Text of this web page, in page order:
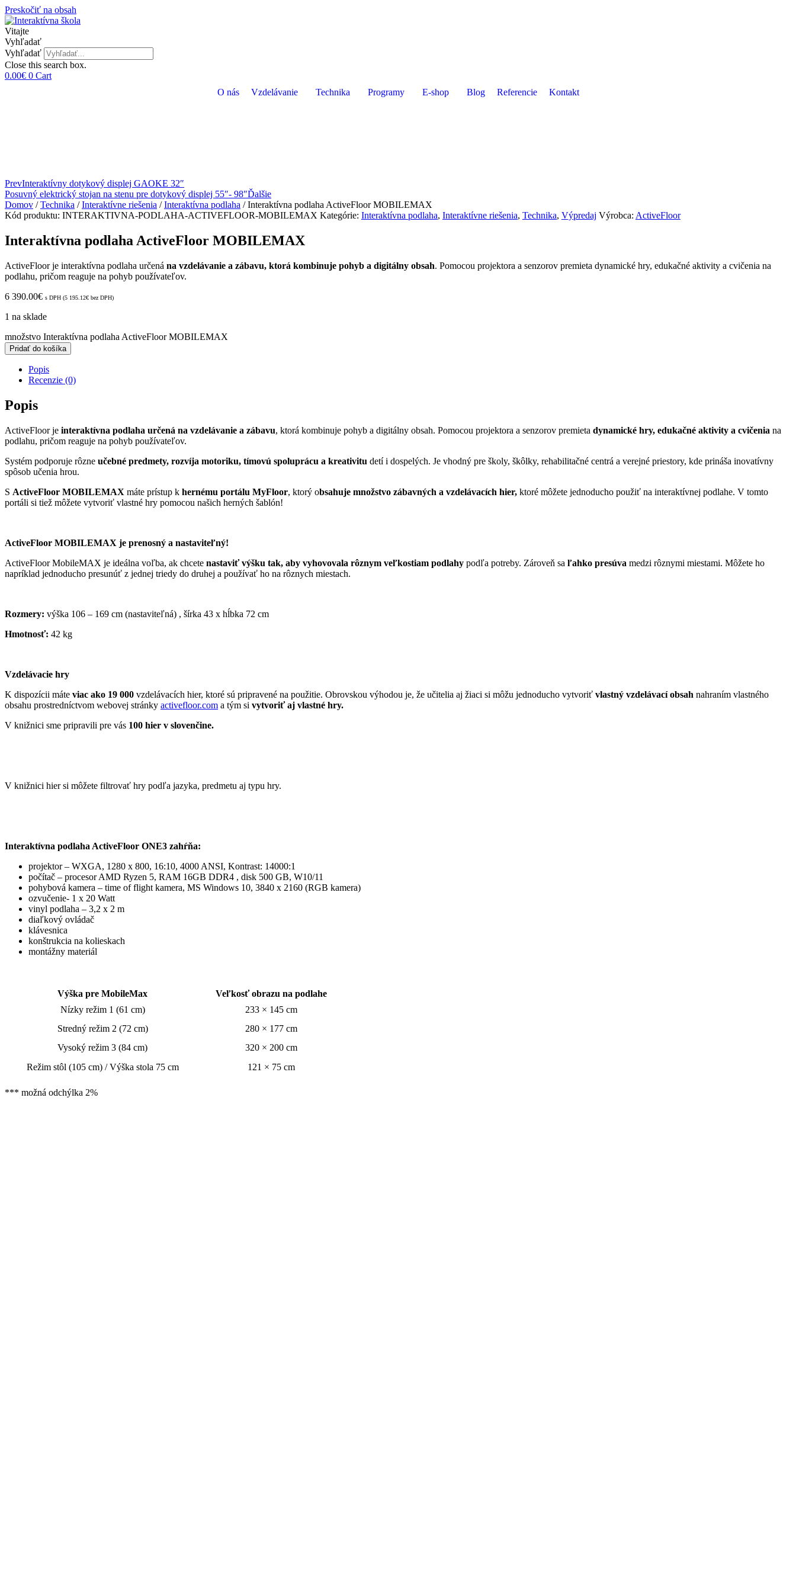
Preskočiť na obsah
Vitajte
Vyhľadať
Vyhľadať
Close this search box.
0.00€ 0 Cart
O nás
Vzdelávanie Technika Programy E-shop Blog Referencie Kontakt
PrevInteraktívny dotykový displej GAOKE 32″
Posuvný elektrický stojan na stenu pre dotykový displej 55″- 98″Ďalšie
Domov /Technika /Interaktívne riešenia /Interaktívna podlaha / Interaktívna podlaha ActiveFloor MOBILEMAX
Kód produktu: INTERAKTIVNA-PODLAHA-ACTIVEFLOOR-MOBILEMAX Kategórie: Interaktívna podlaha, Interaktívne riešenia, Technika, Výpredaj Výrobca: ActiveFloor
Interaktívna podlaha ActiveFloor MOBILEMAX
ActiveFloor je interaktívna podlaha určená na vzdelávanie a zábavu, ktorá kombinuje pohyb a digitálny obsah. Pomocou projektora a senzorov premieta dynamické hry, edukačné aktivity a cvičenia na
podlahu, pričom reaguje na pohyb používateľov.
6 390.00€ s DPH (5 195.12€ bez DPH)
1 na sklade
množstvo Interaktívna podlaha ActiveFloor MOBILEMAX
Pridať do košíka
Popis
Recenzie (0)
Popis
ActiveFloor je interaktívna podlaha určená na vzdelávanie a zábavu, ktorá kombinuje pohyb a digitálny obsah. Pomocou projektora a senzorov premieta dynamické hry, edukačné aktivity a cvičenia na
podlahu, pričom reaguje na pohyb používateľov.
Systém podporuje rôzne učebné predmety, rozvíja motoriku, tímovú spoluprácu a kreativitu detí i dospelých. Je vhodný pre školy, škôlky, rehabilitačné centrá a verejné priestory, kde prináša inovatívny
spôsob učenia hrou.
S ActiveFloor MOBILEMAX máte prístup k hernému portálu MyFloor, ktorý obsahuje množstvo zábavných a vzdelávacích hier, ktoré môžete jednoducho použiť na interaktívnej podlahe. V tomto
portáli si tiež môžete vytvoriť vlastné hry pomocou našich herných šablón!
ActiveFloor MOBILEMAX je prenosný a nastaviteľný!
ActiveFloor MobileMAX je ideálna voľba, ak chcete nastaviť výšku tak, aby vyhovovala rôznym veľkostiam podlahy podľa potreby. Zároveň sa ľahko presúva medzi rôznymi miestami. Môžete ho
napríklad jednoducho presunúť z jednej triedy do druhej a používať ho na rôznych miestach.
Rozmery: výška 106 – 169 cm (nastaviteľná) , šírka 43 x hĺbka 72 cm
Hmotnosť: 42 kg
Vzdelávacie hry
K dispozícii máte viac ako 19 000 vzdelávacích hier, ktoré sú pripravené na použitie. Obrovskou výhodou je, že učitelia aj žiaci si môžu jednoducho vytvoriť vlastný vzdelávací obsah nahraním vlastného
obsahu prostredníctvom webovej stránky activefloor.com a tým si vytvoriť aj vlastné hry.
V knižnici sme pripravili pre vás 100 hier v slovenčine.
V knižnici hier si môžete filtrovať hry podľa jazyka, predmetu aj typu hry.
Interaktívna podlaha ActiveFloor ONE3 zahŕňa:
projektor – WXGA, 1280 x 800, 16:10, 4000 ANSI, Kontrast: 14000:1
počítač – procesor AMD Ryzen 5, RAM 16GB DDR4 , disk 500 GB, W10/11
pohybová kamera – time of flight kamera, MS Windows 10, 3840 x 2160 (RGB kamera)
ozvučenie- 1 x 20 Watt
vinyl podlaha – 3,2 x 2 m
diaľkový ovládač
klávesnica
konštrukcia na kolieskach
montážny materiál
Výška pre MobileMax
Veľkosť obrazu na podlahe
Nízky režim 1 (61 cm)
233 × 145 cm
Stredný režim 2 (72 cm)
280 × 177 cm
Vysoký režim 3 (84 cm)
320 × 200 cm
Režim stôl (105 cm) / Výška stola 75 cm
121 × 75 cm
*** možná odchýlka 2%